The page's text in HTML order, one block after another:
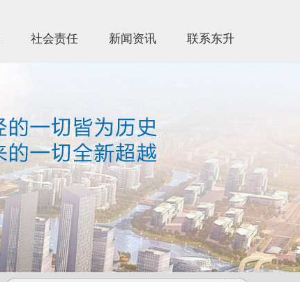
社会责任 新闻资讯 联系东升